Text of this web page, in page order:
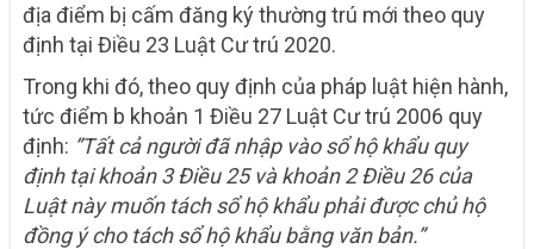
địa điểm bị cấm đăng ký thường trú mới theo quy
định tại Điều 23 Luật Cư trú 2020.
Trong khi đó, theo quy định của pháp luật hiện hành,
tức điểm b khoản 1 Điều 27 Luật Cư trú 2006 quy
định: ”Tất cả người đã nhập vào sổ hộ khẩu quy
định tại khoản 3 Điều 25 và khoản 2 Điều 26 của
Luật này muốn tách sổ hộ khẩu phải được chủ hộ
đồng ý cho tách sổ hộ khẩu bằng văn bản.”